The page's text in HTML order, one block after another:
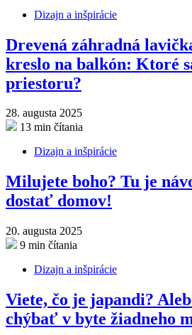
Dizajn a inšpirácie
Drevená záhradná
kreslo na balkón: Ktoré
priestoru?
28. augusta 2025
13 min čítania
Dizajn a inšpirácie
Milujete boho? Tu je
dostať domov!
20. augusta 2025
9 min čítania
Dizajn a inšpirácie
Viete, čo je japandi?
chýbať v byte žiadneho